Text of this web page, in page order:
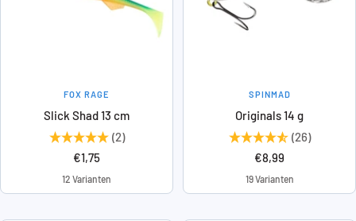
FOX RAGE
Slick Shad 13 cm
(2)
Angebotspreis
€1,75
12 Varianten
SPINMAD
Originals 14 g
(26)
Angebotspreis
€8,99
19 Varianten